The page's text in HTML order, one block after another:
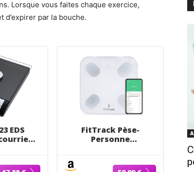
Lorsque vous faites chaque exercice,
d’expirer par la bouche.
EDS
FitTrack Pèse-
Personne
Indicateurs de